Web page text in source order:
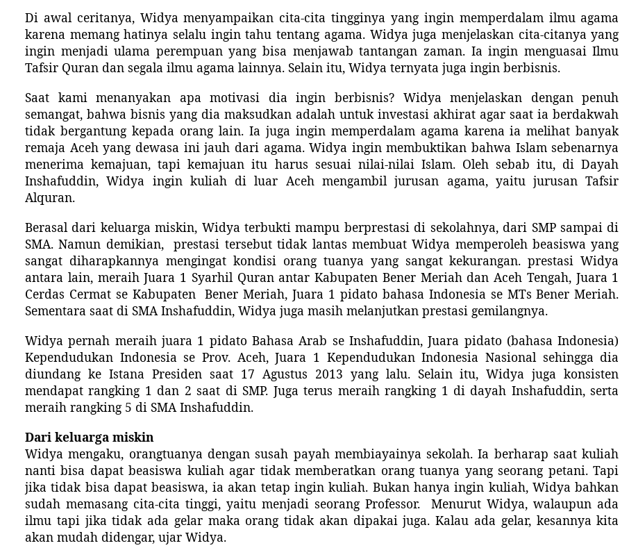
Di awal ceritanya, Widya menyampaikan cita-cita tingginya yang ingin memperdalam ilmu agama
karena memang hatinya selalu ingin tahu tentang agama. Widya juga menjelaskan cita-citanya yang
ingin menjadi ulama perempuan yang bisa menjawab tantangan zaman. Ia ingin menguasai Ilmu
Tafsir Quran dan segala ilmu agama lainnya. Selain itu, Widya ternyata juga ingin berbisnis.
Saat kami menanyakan apa motivasi dia ingin berbisnis? Widya menjelaskan dengan penuh
semangat, bahwa bisnis yang dia maksudkan adalah untuk investasi akhirat agar saat ia berdakwah
tidak bergantung kepada orang lain. Ia juga ingin memperdalam agama karena ia melihat banyak
remaja Aceh yang dewasa ini jauh dari agama. Widya ingin membuktikan bahwa Islam sebenarnya
menerima kemajuan, tapi kemajuan itu harus sesuai nilai-nilai Islam. Oleh sebab itu, di Dayah
Inshafuddin, Widya ingin kuliah di luar Aceh mengambil jurusan agama, yaitu jurusan Tafsir
Alquran.
Berasal dari keluarga miskin, Widya terbukti mampu berprestasi di sekolahnya, dari SMP sampai di
SMA. Namun demikian,
prestasi tersebut tidak lantas membuat Widya memperoleh beasiswa yang
sangat diharapkannya mengingat kondisi orang tuanya yang sangat kekurangan. prestasi Widya
antara lain, meraih Juara 1 Syarhil Quran antar Kabupaten Bener Meriah dan Aceh Tengah, Juara 1
Cerdas Cermat se Kabupaten Bener Meriah, Juara 1 pidato bahasa Indonesia se MTs Bener Meriah.
Sementara saat di SMA Inshafuddin, Widya juga masih melanjutkan prestasi gemilangnya.
Widya pernah meraih juara 1 pidato Bahasa Arab se Inshafuddin, Juara pidato (bahasa Indonesia)
Kependudukan Indonesia se Prov. Aceh, Juara 1 Kependudukan Indonesia Nasional sehingga dia
diundang ke Istana Presiden saat 17 Agustus 2013 yang lalu. Selain itu, Widya juga konsisten
mendapat rangking 1 dan 2 saat di SMP. Juga terus meraih rangking 1 di dayah Inshafuddin, serta
meraih rangking 5 di SMA Inshafuddin.
Dari keluarga miskin
Widya mengaku, orangtuanya dengan susah payah membiayainya sekolah. Ia berharap saat kuliah
nanti bisa dapat beasiswa kuliah agar tidak memberatkan orang tuanya yang seorang petani. Tapi
jika tidak bisa dapat beasiswa, ia akan tetap ingin kuliah. Bukan hanya ingin kuliah, Widya bahkan
sudah memasang cita-cita tinggi, yaitu menjadi seorang Professor.
Menurut Widya, walaupun ada
ilmu tapi jika tidak ada gelar maka orang tidak akan dipakai juga. Kalau ada gelar, kesannya kita
akan mudah didengar, ujar Widya.